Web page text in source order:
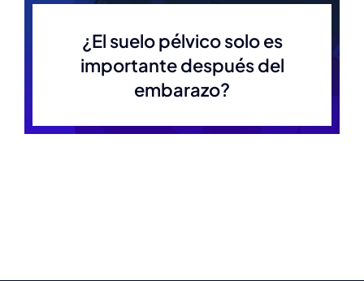
¿El suelo pélvico solo es
importante después del
embarazo?